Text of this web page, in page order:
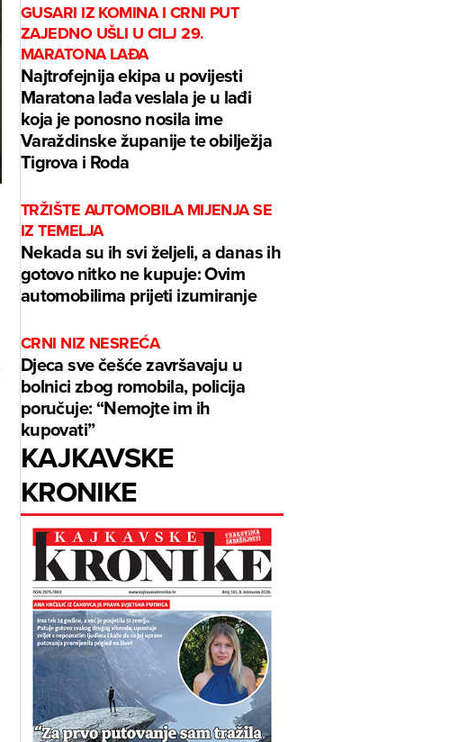
GUSARI IZ KOMINA I CRNI PUT
ZAJEDNO UŠLI U CILJ 29.
MARATONA LAĐA
Najtrofejnija ekipa u povijesti
Maratona lađa veslala je u lađi
koja je ponosno nosila ime
Varaždinske županije te obilježja
Tigrova i Roda
TRŽIŠTE AUTOMOBILA MIJENJA SE
IZ TEMELJA
Nekada su ih svi željeli, a danas ih
gotovo nitko ne kupuje: Ovim
automobilima prijeti izumiranje
CRNI NIZ NESREĆA
Djeca sve češće završavaju u
bolnici zbog romobila, policija
poručuje: “Nemojte im ih
kupovati”
KAJKAVSKE
KRONIKE